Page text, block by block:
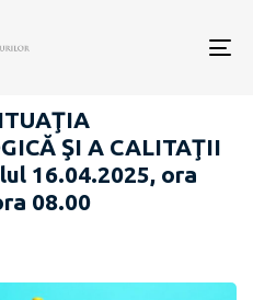
ŞI A CALITAŢII
16.04.2025, ora
08.00